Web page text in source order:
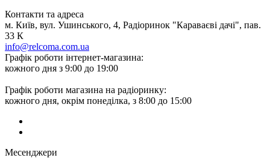
Контакти та адреса
м. Київ, вул. Ушинського, 4, Радіоринок "Караваєві дачі", пав.
33 К
info@relcoma.com.ua
Графік роботи інтернет-магазина:
кожного дня з 9:00 до 19:00
Графік роботи магазина на радіоринку:
кожного дня, окрім понеділка, з 8:00 до 15:00
Месенджери